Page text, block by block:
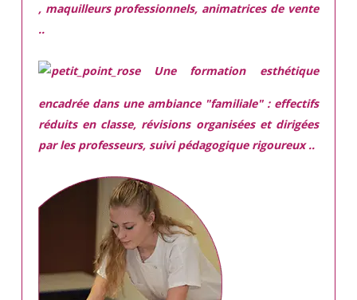
, maquilleurs professionnels, animatrices de vente
..
Une formation esthétique
encadrée dans une ambiance "familiale" : effectifs
réduits en classe, révisions organisées et dirigées
par les professeurs, suivi pédagogique rigoureux ..